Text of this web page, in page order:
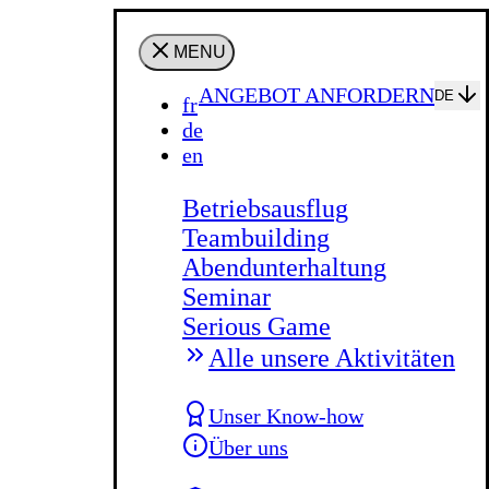
ANGEBOT ANFORDERNDE
MENU
fr
de
en
Betriebsausflug
Teambuilding
Abendunterhaltung
Seminar
Serious Game
Alle unsere Aktivitäten
Unser Know-how
Über uns